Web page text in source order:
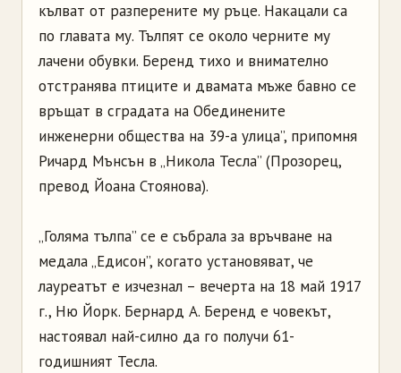
кълват от разперените му ръце. Накацали са
по главата му. Тълпят се около черните му
лачени обувки. Беренд тихо и внимателно
отстранява птиците и двамата мъже бавно се
връщат в сградата на Обединените
инженерни общества на 39-а улица”, припомня
Ричард Мънсън в „Никола Тесла” (Прозорец,
превод Йоана Стоянова).
„Голяма тълпа” се е събрала за връчване на
медала „Едисон”, когато установяват, че
лауреатът е изчезнал – вечерта на 18 май 1917
г., Ню Йорк. Бернард А. Беренд е човекът,
настоявал най-силно да го получи 61-
годишният Тесла.